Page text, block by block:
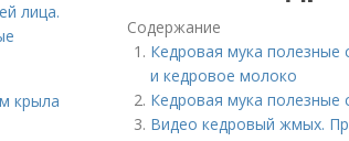
Содержание
Кедровая мука полезные
и кедровое молоко
Кедровая мука полезные
Видео кедровый жмых.
лица.
крыла